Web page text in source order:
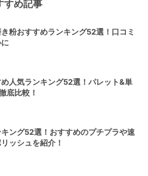
すめ記事
粉おすすめランキング52選！口コミ
人気ランキング52選！パレット&単
底比較！
ング52選！おすすめのプチプラや速
ッシュを紹介！